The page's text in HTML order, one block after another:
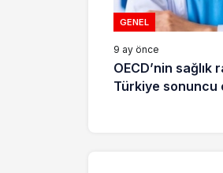
GENEL
9 ay önce
OECD’nin sağlık
Türkiye sonuncu